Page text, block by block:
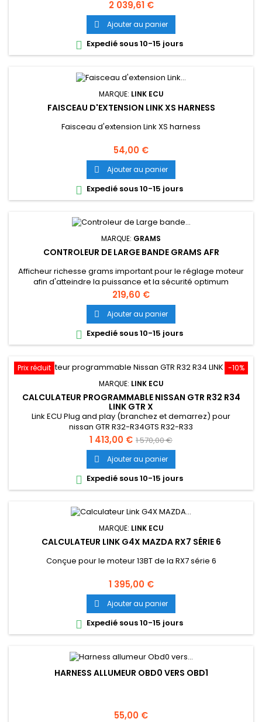
Prix
2 039,61 €
 Ajouter au panier
 Expedié sous 10-15 jours
MARQUE: LINK ECU
FAISCEAU D'EXTENSION LINK XS HARNESS
Faisceau d'extension Link XS harness
Prix
54,00 €
 Ajouter au panier
 Expedié sous 10-15 jours
MARQUE: GRAMS
CONTROLEUR DE LARGE BANDE GRAMS AFR
Afficheur richesse grams important pour le réglage moteur
afin d'atteindre la puissance et la sécurité optimum
Prix
219,60 €
 Ajouter au panier
 Expedié sous 10-15 jours
-10%
Prix réduit
MARQUE: LINK ECU
CALCULATEUR PROGRAMMABLE NISSAN GTR R32 R34
LINK GTR X
Link ECU Plug and play (branchez et demarrez) pour
nissan GTR R32-R34GTS R32-R33
Prix
1 413,00 € Prix
de
base
1 570,00 €
 Ajouter au panier
 Expedié sous 10-15 jours
MARQUE: LINK ECU
CALCULATEUR LINK G4X MAZDA RX7 SÉRIE 6
Conçue pour le moteur 13BT de la RX7 série 6
Prix
1 395,00 €
 Ajouter au panier
 Expedié sous 10-15 jours
HARNESS ALLUMEUR OBD0 VERS OBD1
Prix
55,00 €